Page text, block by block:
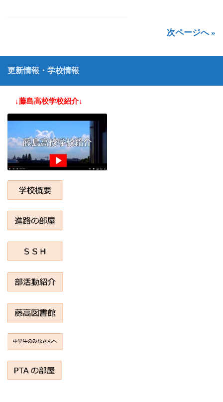
次ページへ »
更新情報・学校情報
↓藤島高校学校紹介↓